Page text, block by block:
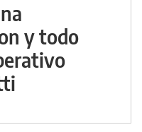
y todo